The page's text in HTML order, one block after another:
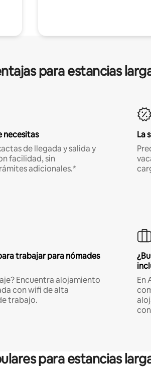
para estancias
necesitas
de llegada y salida y
facilidad, sin
adicionales.*
La
trabajar para nómades
Encuentra alojamiento
con wifi de alta
trabajo.
En
para estancias